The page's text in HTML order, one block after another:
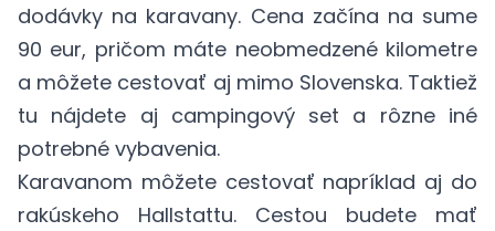
dodávky na karavany. Cena začína na sume
90 eur, pričom máte neobmedzené kilometre
a môžete cestovať aj mimo Slovenska. Taktiež
tu nájdete aj campingový set a rôzne iné
potrebné vybavenia.
Karavanom môžete cestovať napríklad aj do
rakúskeho Hallstattu. Cestou budete mať